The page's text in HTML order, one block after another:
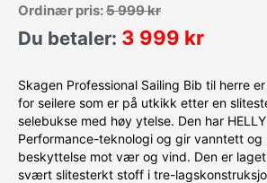
Ordinær pris:5 999kr
Du betaler: 3 999 kr
Skagen Professional Sailing Bib til herre
for seilere som er på utkikk etter en
selebukse med høy ytelse. Den har
Performance-teknologi og gir vanntett og
beskyttelse mot vær og vind. Den er
svært slitesterkt stoff i tre-